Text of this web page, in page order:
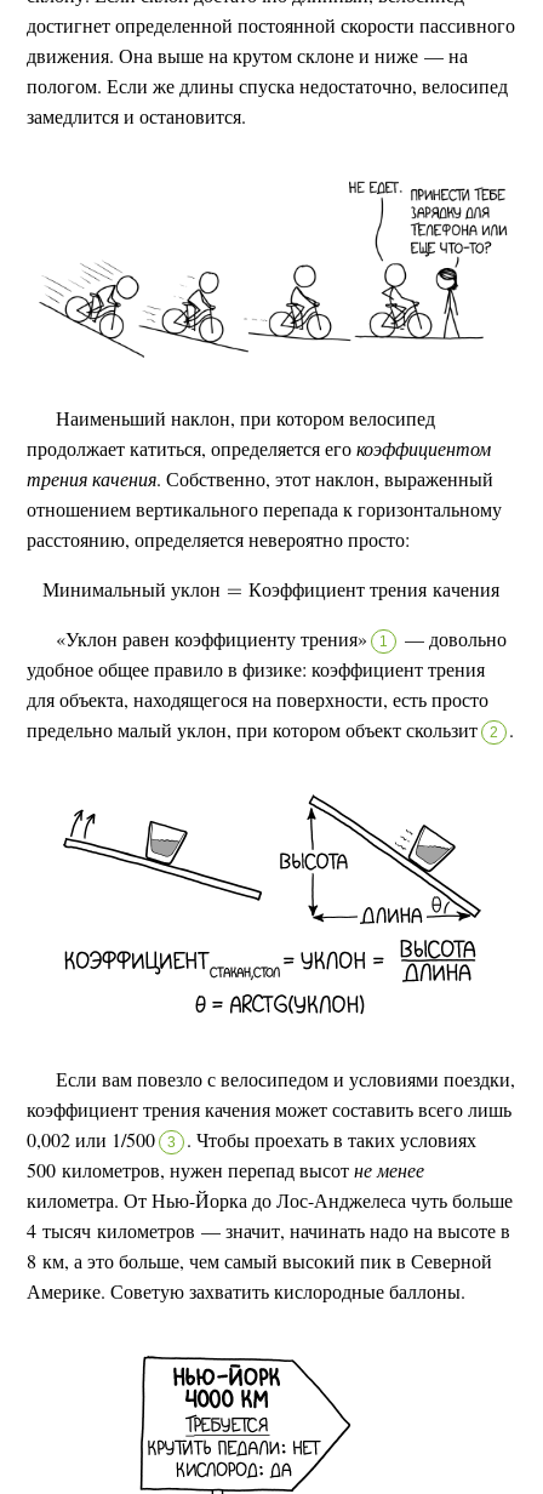
достигнет определенной постоянной скорости пассивного
движения. Она выше на крутом склоне и ниже — на
пологом. Если же длины спуска недостаточно, велосипед
замедлится и остановится.
Наименьший наклон, при котором велосипед
продолжает катиться, определяется егокоэффициентом
трения качения. Собственно, этот наклон, выраженный
отношением вертикального перепада к горизонтальному
расстоянию, определяется невероятно просто:
Минимальный уклон Коэффициент трения качения
«Уклон равен коэффициенту трения» 1
— довольно
удобное общее правило в физике: коэффициент трения
для объекта, находящегося на поверхности, есть просто
предельно малый уклон, при котором объект скользит
2 .
Если вам повезло с велосипедом и условиями поездки,
коэффициент трения качения может составить всего лишь
0,002 или 1/500
3 . Чтобы проехать в таких условиях
500 километров, нужен перепад высотне менее
километра. От Нью-Йорка до Лос-Анджелеса чуть больше
4 тысяч километров — значит, начинать надо на высоте в
8 км, а это больше, чем самый высокий пик в Северной
Америке. Советую захватить кислородные баллоны.